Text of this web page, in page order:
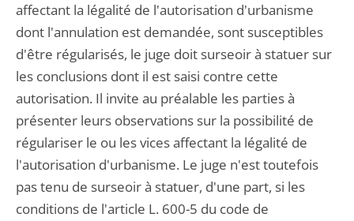
affectant la légalité de l'autorisation d'urbanisme
dont l'annulation est demandée, sont susceptibles
d'être régularisés, le juge doit surseoir à statuer sur
les conclusions dont il est saisi contre cette
autorisation. Il invite au préalable les parties à
présenter leurs observations sur la possibilité de
régulariser le ou les vices affectant la légalité de
l'autorisation d'urbanisme. Le juge n'est toutefois
pas tenu de surseoir à statuer, d'une part, si les
conditions de l'article L. 600-5 du code de